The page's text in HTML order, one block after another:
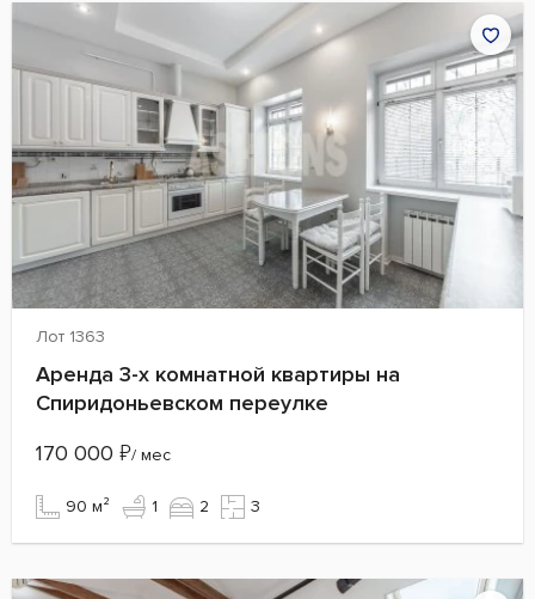
Лот 1363
Аренда 3-х комнатной квартиры на
Спиридоньевском переулке
170 000 ₽/ мес
90 м² 1 2 3